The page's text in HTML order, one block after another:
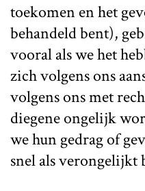
toekomen en het
behandeld bent),
vooral als we het
zich volgens ons
volgens ons met
diegene ongelijk
we hun gedrag of
snel als verongelijkt